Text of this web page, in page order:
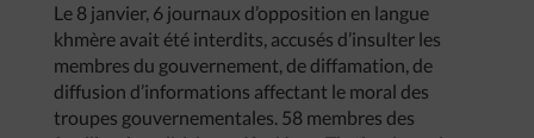
Le 8 janvier, 6 journaux d’opposition en langue
khmère avait été interdits, accusés d’insulter les
membres du gouvernement, de diffamation, de
diffusion d’informations affectant le moral des
troupes gouvernementales. 58 membres des